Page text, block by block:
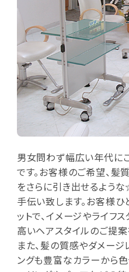
男女問わず幅広い年代に
です。お客様のご希望、
をさらに引き出せるよう
手伝い致します。お客様
ットで、イメージやライフ
高いヘアスタイルのご提案
また、髪の質感やダメージ
ングも豊富なカラーから